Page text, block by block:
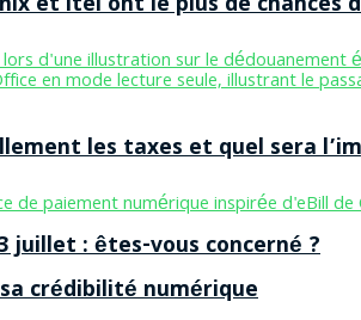
juillet : êtes-vous concerné ?
les taxes et quel sera
crédibilité numérique